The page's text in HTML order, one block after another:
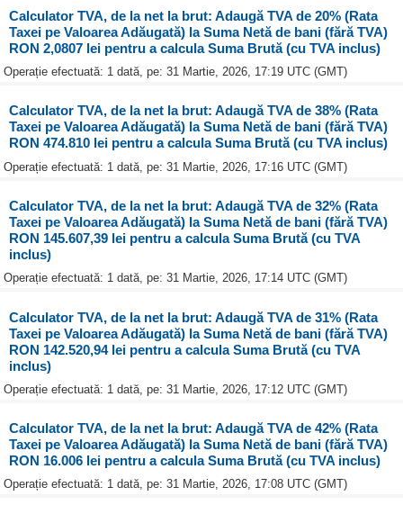
Calculator TVA, de la net la brut: Adaugă TVA de 20% (Rata
Taxei pe Valoarea Adăugată) la Suma Netă de bani (fără TVA)
RON 2,0807 lei pentru a calcula Suma Brută (cu TVA inclus)
Operație efectuată: 1 dată, pe: 31 Martie, 2026, 17:19 UTC (GMT)
Calculator TVA, de la net la brut: Adaugă TVA de 38% (Rata
Taxei pe Valoarea Adăugată) la Suma Netă de bani (fără TVA)
RON 474.810 lei pentru a calcula Suma Brută (cu TVA inclus)
Operație efectuată: 1 dată, pe: 31 Martie, 2026, 17:16 UTC (GMT)
Calculator TVA, de la net la brut: Adaugă TVA de 32% (Rata
Taxei pe Valoarea Adăugată) la Suma Netă de bani (fără TVA)
RON 145.607,39 lei pentru a calcula Suma Brută (cu TVA
inclus)
Operație efectuată: 1 dată, pe: 31 Martie, 2026, 17:14 UTC (GMT)
Calculator TVA, de la net la brut: Adaugă TVA de 31% (Rata
Taxei pe Valoarea Adăugată) la Suma Netă de bani (fără TVA)
RON 142.520,94 lei pentru a calcula Suma Brută (cu TVA
inclus)
Operație efectuată: 1 dată, pe: 31 Martie, 2026, 17:12 UTC (GMT)
Calculator TVA, de la net la brut: Adaugă TVA de 42% (Rata
Taxei pe Valoarea Adăugată) la Suma Netă de bani (fără TVA)
RON 16.006 lei pentru a calcula Suma Brută (cu TVA inclus)
Operație efectuată: 1 dată, pe: 31 Martie, 2026, 17:08 UTC (GMT)